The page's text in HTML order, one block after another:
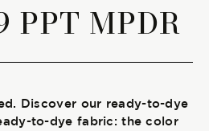
PPT MPDR
Discover our ready-to-dye
to-dye fabric: the color
UpCycle